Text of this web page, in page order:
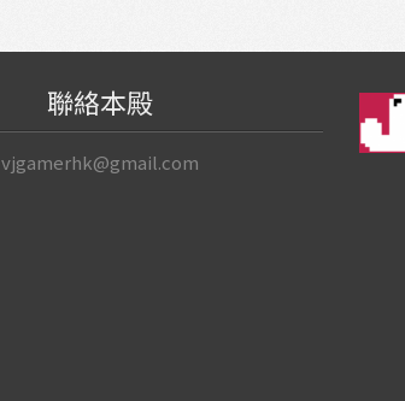
聯絡本殿
vjgamerhk@gmail.com